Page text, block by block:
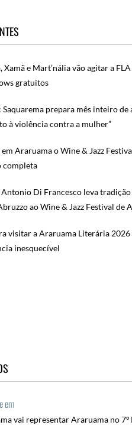
Xamã e Mart’nália vão agitar a
gratuitos
Saquarema prepara mês inteiro de
à violência contra a mulher”
Araruama o Wine & Jazz
completa
Di Francesco leva tradição
ao Wine & Jazz Festival de
visitar a Araruama Literária 2026
inesquecível
em
vai representar Araruama no 7º